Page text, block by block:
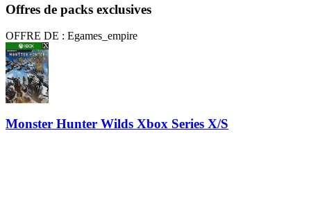
Offres de packs exclusives
OFFRE DE : Egames_empire
Monster Hunter Wilds Xbox Series X/S